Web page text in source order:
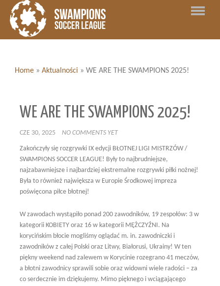
Home » Aktualności » WE ARE THE SWAMPIONS 2025!
WE ARE THE SWAMPIONS 2025!
CZE 30, 2025 NO COMMENTS YET
Zakończyły się rozgrywki IX edycji BŁOTNEJ LIGI MISTRZÓW /
SWAMPIONS SOCCER LEAGUE! Były to najbrudniejsze,
najzabawniejsze i najbardziej ekstremalne rozgrywki piłki nożnej!
Była to również największa w Europie Środkowej impreza
poświęcona piłce błotnej!
W zawodach wystąpiło ponad 200 zawodników, 19 zespołów: 3 w
kategorii KOBIETY oraz 16 w kategorii MĘŻCZYŹNI. Na
korycińskim błocie mogliśmy oglądać m. in. zawodniczki i
zawodników z całej Polski oraz Litwy, Białorusi, Ukrainy! W ten
piękny weekend nad zalewem w Korycinie rozegrano 41 meczów,
a błotni zawodnicy sprawili sobie oraz widowni wiele radości – za
co serdecznie im dziękujemy. Mimo pięknego i wciągającego